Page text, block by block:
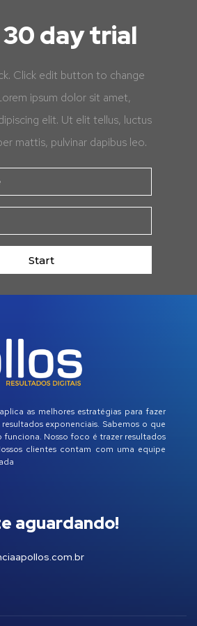
30 day trial
Click edit button to change
ipsum dolor sit amet,
elit. Ut elit tellus, luctus
mattis, pulvinar dapibus leo.
Start
as melhores estratégias para fazer
exponenciais. Sabemos o que
Nosso foco é trazer resultados
clientes contam com uma equipe
aguardando!